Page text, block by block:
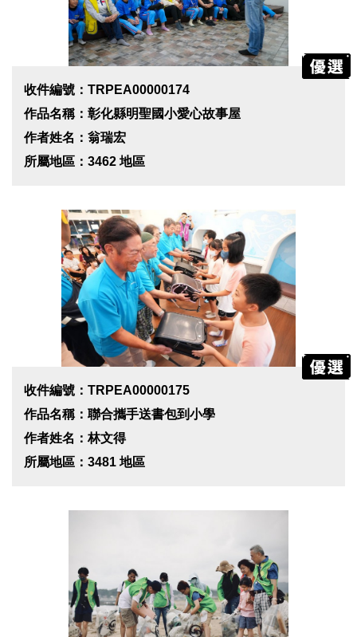
收件編號：TRPEA00000174
作品名稱：彰化縣明聖國小愛心故事屋
作者姓名：翁瑞宏
所屬地區：3462 地區
收件編號：TRPEA00000175
作品名稱：聯合攜手送書包到小學
作者姓名：林文得
所屬地區：3481 地區